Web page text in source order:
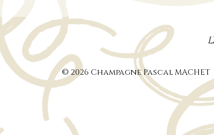
© 2026 Champagne Pascal MACHET